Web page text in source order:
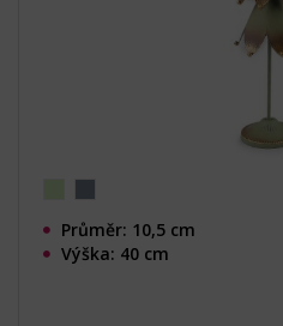
Průměr: 10,5 cm
Výška: 40 cm